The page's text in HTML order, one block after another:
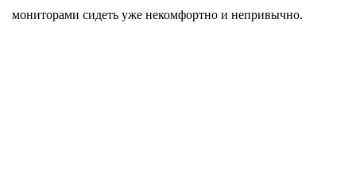
мониторами сидеть уже некомфортно и непривычно.